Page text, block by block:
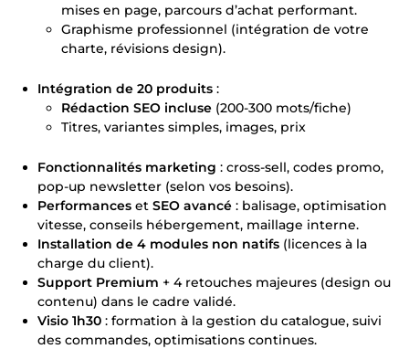
mises en page, parcours d’achat performant.
Graphisme professionnel (intégration de votre
charte, révisions design).
Intégration de 20 produits :
Rédaction SEO incluse (200-300 mots/fiche)
Titres, variantes simples, images, prix
Fonctionnalités marketing : cross-sell, codes promo,
pop-up newsletter (selon vos besoins).
Performances et SEO avancé : balisage, optimisation
vitesse, conseils hébergement, maillage interne.
Installation de 4 modules non natifs (licences à la
charge du client).
Support Premium + 4 retouches majeures (design ou
contenu) dans le cadre validé.
Visio 1h30 : formation à la gestion du catalogue, suivi
des commandes, optimisations continues.